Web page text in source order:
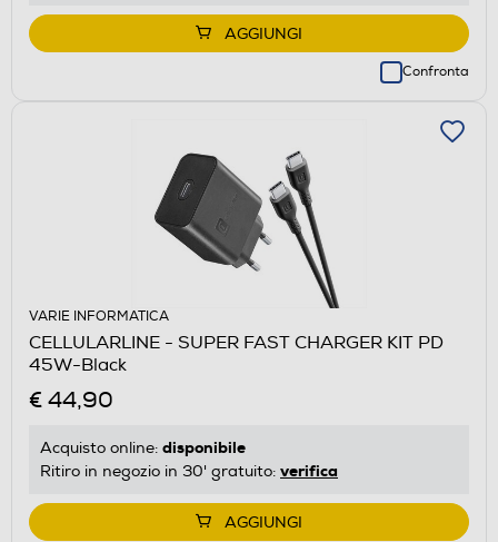
AGGIUNGI
Confronta
VARIE INFORMATICA
CELLULARLINE - SUPER FAST CHARGER KIT PD
45W-Black
€ 44,90
Acquisto online: disponibile
Ritiro in negozio in 30' gratuito: verifica
AGGIUNGI